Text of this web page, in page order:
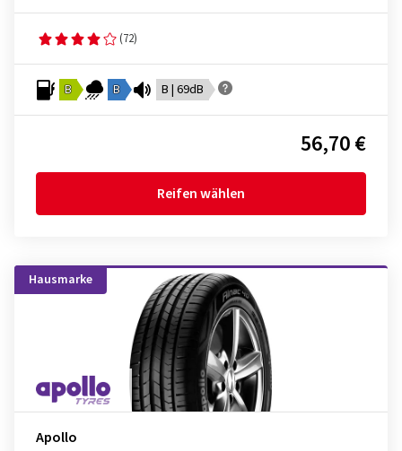
(72)
B B B | 69dB
56,70 €
Reifen wählen
Hausmarke
Apollo